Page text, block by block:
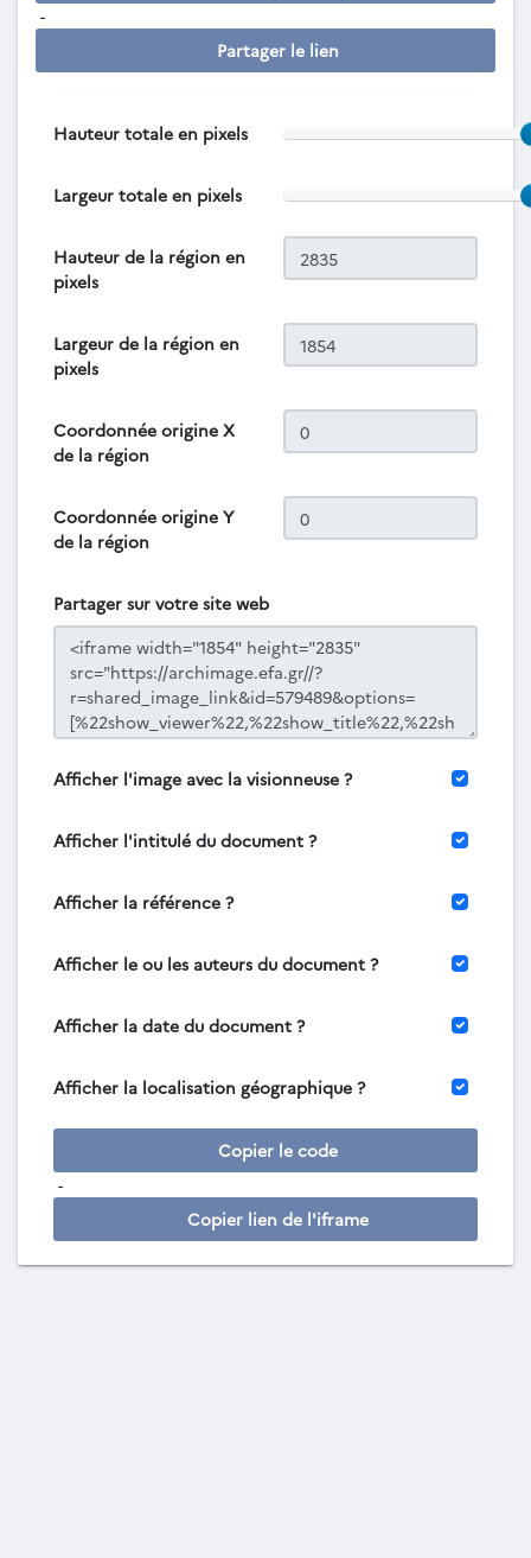
-
Partager le lien
Hauteur totale en pixels
Largeur totale en pixels
Hauteur de la région en
pixels
Largeur de la région en
pixels
Coordonnée origine X
de la région
Coordonnée origine Y
de la région
Partager sur votre site web
Afficher l'image avec la visionneuse ?
Afficher l'intitulé du document ?
Afficher la référence ?
Afficher le ou les auteurs du document ?
Afficher la date du document ?
Afficher la localisation géographique ?
Copier le code
-
Copier lien de l'iframe